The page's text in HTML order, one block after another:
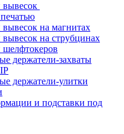
вывесок
на магнитах
на струбцинах
шелфтокеров
держатели-захваты
держатели-улитки
и подставки под